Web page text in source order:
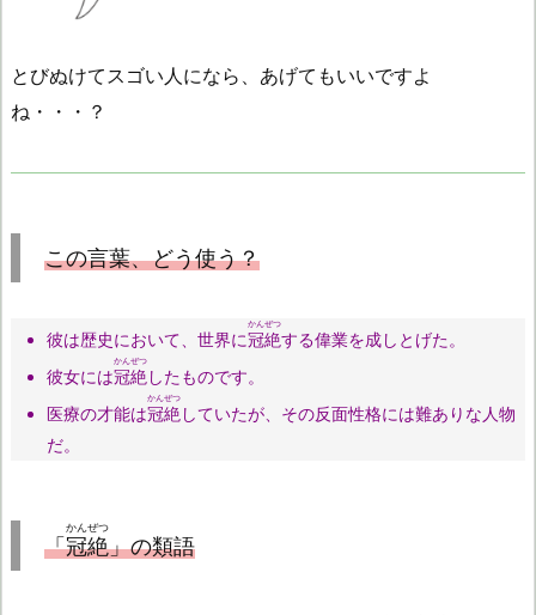
とびぬけてスゴい人になら、あげてもいいですよ
ね・・・？
この言葉、どう使う？
彼は歴史において、世界に冠絶
かんぜつ
する偉業を成しとげた。
彼女には冠絶
かんぜつ
したものです。
医療の才能は冠絶
かんぜつ
していたが、その反面性格には難ありな人物
だ。
「冠絶
かんぜつ
」の類語